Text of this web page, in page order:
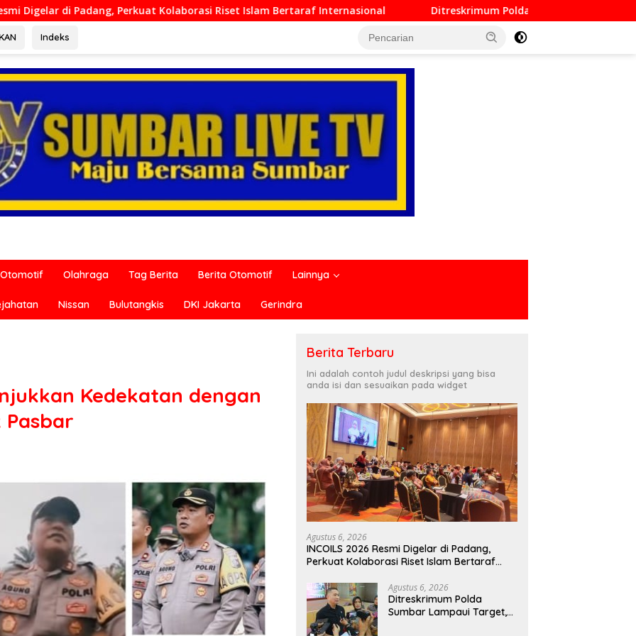
Kolaborasi Riset Islam Bertaraf Internasional Ditreskrimum Polda Sumbar Lampaui Target, Operasi Pekat dan Sikat
Indeks
Otomotif Olahraga Tag Berita Berita Otomotif Lainnya
Nissan Bulutangkis DKI Jakarta Gerindra
Kedekatan dengan
Berita Terbaru
Ini adalah contoh judul deskripsi yang bisa
anda isi dan sesuaikan pada widget
Agustus 6, 2026
INCOILS 2026 Resmi Digelar di Padang,
Perkuat Kolaborasi Riset Islam Bertaraf
Agustus 6, 2026
Ditreskrimum Polda
Sumbar Lampaui Target,